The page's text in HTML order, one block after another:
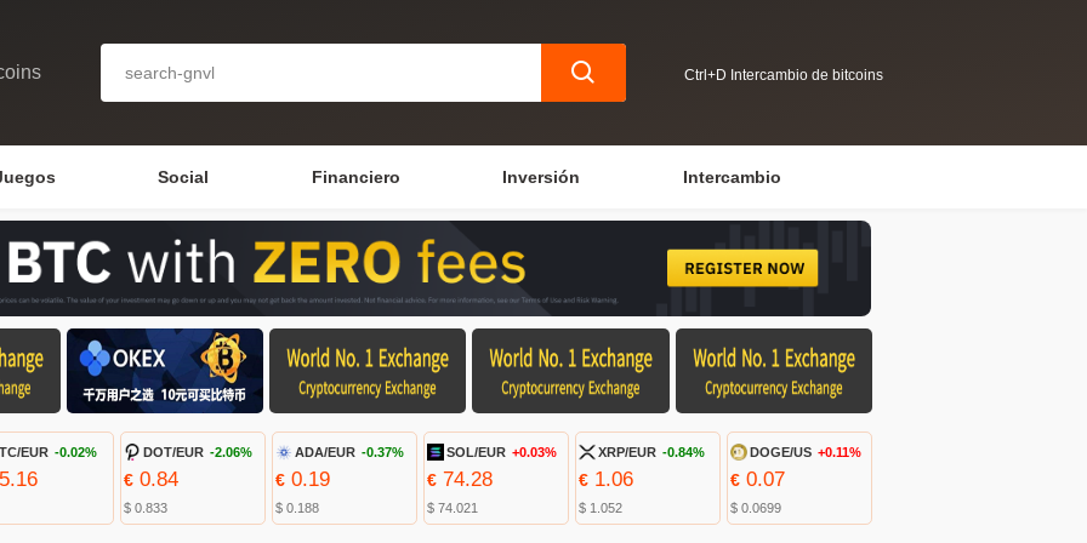
Ctrl+D Intercambio de bitcoins
Social Financiero Inversión Intercambio
EUR -0.02% DOT/EUR -2.06%
€0.84
$ 0.833
ADA/EUR -0.37%
€0.19
$ 0.188
SOL/EUR +0.03%
€ 74.28
$ 74.021
XRP/EUR -0.84%
€ 1.06
$ 1.052
DOGE/US +0.11%
€ 0.07
$ 0.0699